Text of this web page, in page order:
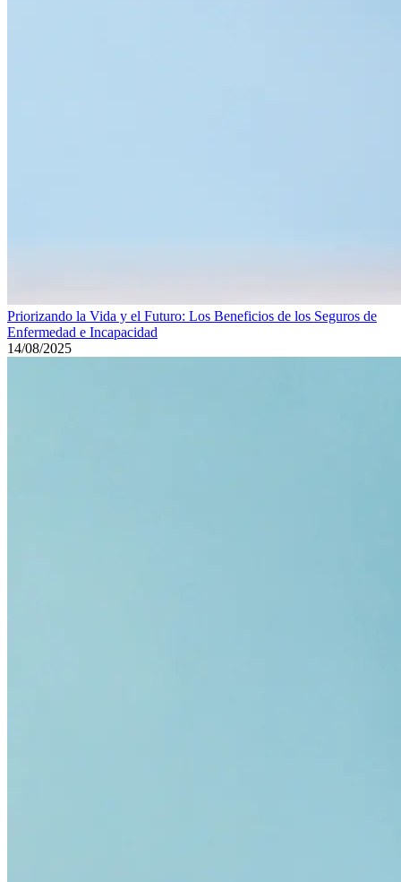
Priorizando la Vida y el Futuro: Los Beneficios de los Seguros de
Enfermedad e Incapacidad
14/08/2025